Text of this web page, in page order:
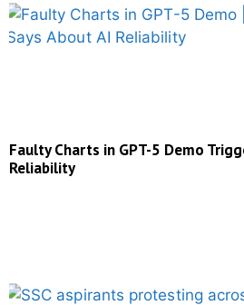
Faulty Charts in GPT-5 Demo
Reliability